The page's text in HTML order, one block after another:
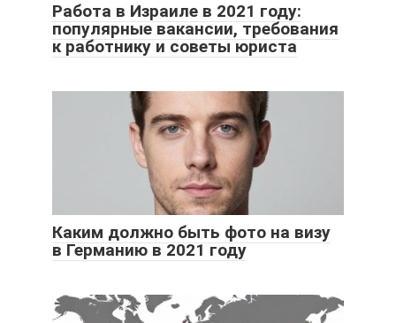
Работа в Израиле в 2021 году:
популярные вакансии, требования
к работнику и советы юриста
Каким должно быть фото на визу
в Германию в 2021 году